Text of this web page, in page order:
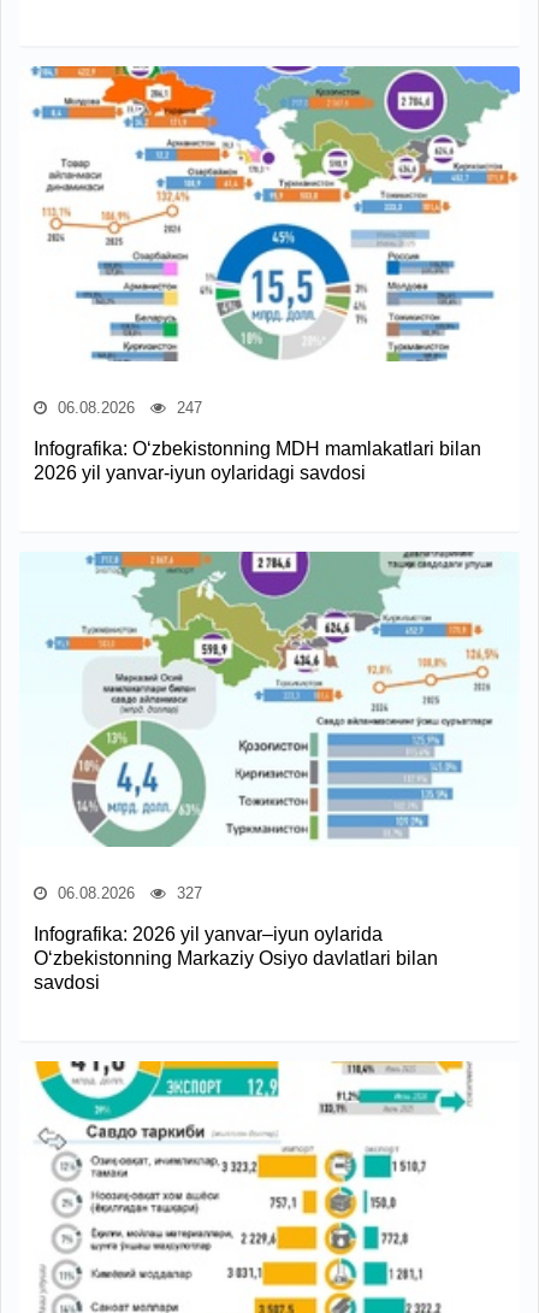
06.08.2026 247
Infografika: O‘zbekistonning MDH mamlakatlari bilan
2026 yil yanvar-iyun oylaridagi savdosi
06.08.2026 327
Infografika: 2026 yil yanvar–iyun oylarida
O‘zbekistonning Markaziy Osiyo davlatlari bilan
savdosi